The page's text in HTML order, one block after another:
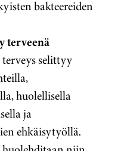
bakteereiden
terveenä
selittyy
huolellisella
ja
ehkäisytyöllä.